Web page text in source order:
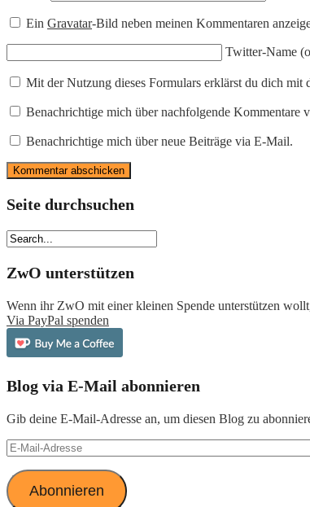
EinGravatar-Bild neben meinen Kommentaren
Twitter-Name
Mit der Nutzung dieses Formulars erklärst du dich mit
Benachrichtige mich über nachfolgende Kommentare
Benachrichtige mich über neue Beiträge via E-Mail.
Seite durchsuchen
ZwO unterstützen
Wenn ihr ZwO mit einer kleinen Spende unterstützen
Via PayPal spenden
Blog via E-Mail abonnieren
Gib deine E-Mail-Adresse an, um diesen Blog zu
E-
Mail-
Adresse
Abonnieren